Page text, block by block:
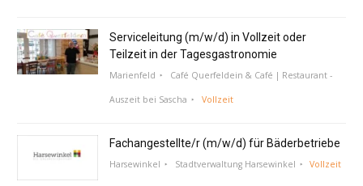
Serviceleitung (m/w/d) in Vollzeit oder
Teilzeit in der Tagesgastronomie
Marienfeld Café Querfeldein & Café | Restaurant -
Auszeit bei Sascha Vollzeit
Fachangestellte/r (m/w/d) für Bäderbetriebe
Harsewinkel Stadtverwaltung Harsewinkel Vollzeit